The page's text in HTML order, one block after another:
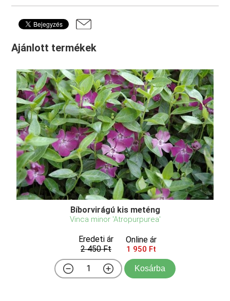
Ajánlott termékek
Bíborvirágú kis meténg
Vinca minor 'Atropurpurea'
Eredeti ár
2 450 Ft
Online ár
1 950 Ft
Kosárba